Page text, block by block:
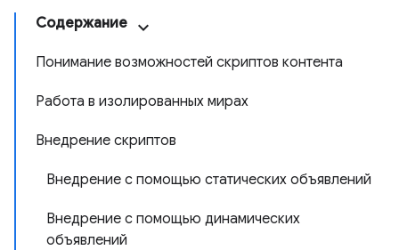
Содержание
Понимание возможностей скриптов контента
Работа в изолированных мирах
Внедрение скриптов
Внедрение с помощью статических объявлений
Внедрение с помощью динамических
объявлений